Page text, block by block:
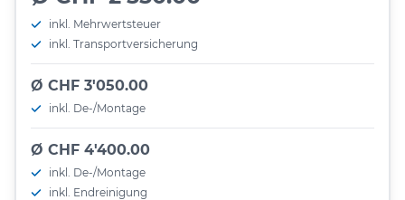
inkl. Mehrwertsteuer
inkl. Transportversicherung
Ø CHF 3'050.00
inkl. De-/Montage
Ø CHF 4'400.00
inkl. De-/Montage
inkl. Endreinigung